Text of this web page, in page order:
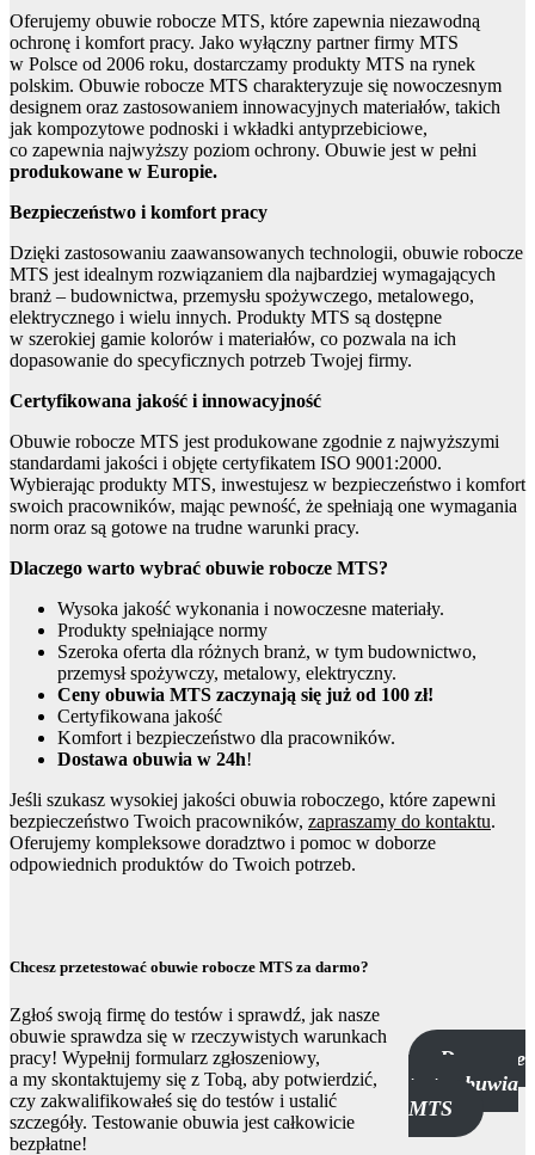
Oferujemy obuwie robocze MTS, które zapewnia niezawodną
ochronę i komfort pracy. Jako wyłączny partner firmy MTS
w Polsce od 2006 roku, dostarczamy produkty MTS na rynek
polskim. Obuwie robocze MTS charakteryzuje się nowoczesnym
designem oraz zastosowaniem innowacyjnych materiałów, takich
jak kompozytowe podnoski i wkładki antyprzebiciowe,
co zapewnia najwyższy poziom ochrony. Obuwie jest w pełni
produkowane w Europie.
Bezpieczeństwo i komfort pracy
Dzięki zastosowaniu zaawansowanych technologii, obuwie robocze
MTS jest idealnym rozwiązaniem dla najbardziej wymagających
branż – budownictwa, przemysłu spożywczego, metalowego,
elektrycznego i wielu innych. Produkty MTS są dostępne
w szerokiej gamie kolorów i materiałów, co pozwala na ich
dopasowanie do specyficznych potrzeb Twojej firmy.
Certyfikowana jakość i innowacyjność
Obuwie robocze MTS jest produkowane zgodnie z najwyższymi
standardami jakości i objęte certyfikatem ISO 9001:2000.
Wybierając produkty MTS, inwestujesz w bezpieczeństwo i komfort
swoich pracowników, mając pewność, że spełniają one wymagania
norm oraz są gotowe na trudne warunki pracy.
Dlaczego warto wybrać obuwie robocze MTS?
Wysoka jakość wykonania i nowoczesne materiały.
Produkty spełniające normy
Szeroka oferta dla różnych branż, w tym budownictwo,
przemysł spożywczy, metalowy, elektryczny.
Ceny obuwia MTS zaczynają się już od 100 zł!
Certyfikowana jakość
Komfort i bezpieczeństwo dla pracowników.
Dostawa obuwia w 24h!
Jeśli szukasz wysokiej jakości obuwia roboczego, które zapewni
bezpieczeństwo Twoich pracowników, zapraszamy do kontaktu.
Oferujemy kompleksowe doradztwo i pomoc w doborze
odpowiednich produktów do Twoich potrzeb.
Chcesz przetestować obuwie robocze MTS za darmo?
Zgłoś swoją firmę do testów i sprawdź, jak nasze
obuwie sprawdza się w rzeczywistych warunkach
pracy! Wypełnij formularz zgłoszeniowy,
a my skontaktujemy się z Tobą, aby potwierdzić,
czy zakwalifikowałeś się do testów i ustalić
szczegóły. Testowanie obuwia jest całkowicie
bezpłatne!
Darmowe
testy obuwia
MTS